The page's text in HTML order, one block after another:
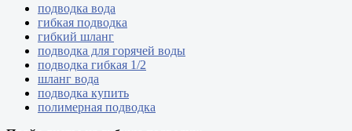
подводка вода
гибкая подводка
гибкий шланг
подводка для горячей воды
подводка гибкая 1/2
шланг вода
подводка купить
полимерная подводка